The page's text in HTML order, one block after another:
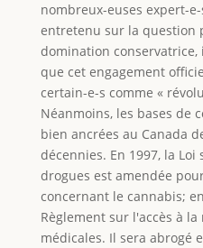
nombreux-euses expert-
entretenu sur la question
domination
que cet engagement
certain-e-s comme «
Néanmoins, les bases de
bien ancrées au Canada
décennies. En 1997, la
drogues est amendée
concernant le cannabis;
Règlement sur l'accès à
médicales. Il sera abrogé